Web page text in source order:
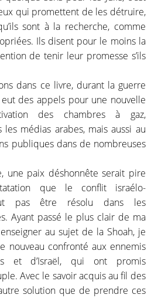
qui promettent de les détruire,
sont à la recherche, comme
Ils disent pour le moins la
de tenir leur promesse s’ils
dans ce livre, durant la guerre
des appels pour une nouvelle
des chambres à gaz,
médias arabes, mais aussi au
publiques dans de nombreuses
une paix déshonnête serait pire
que le conflit israélo-
pas être résolu dans les
Ayant passé le plus clair de ma
au sujet de la Shoah, je
nouveau confronté aux ennemis
et d’Israël, qui ont promis
Avec le savoir acquis au fil des
solution que de prendre ces